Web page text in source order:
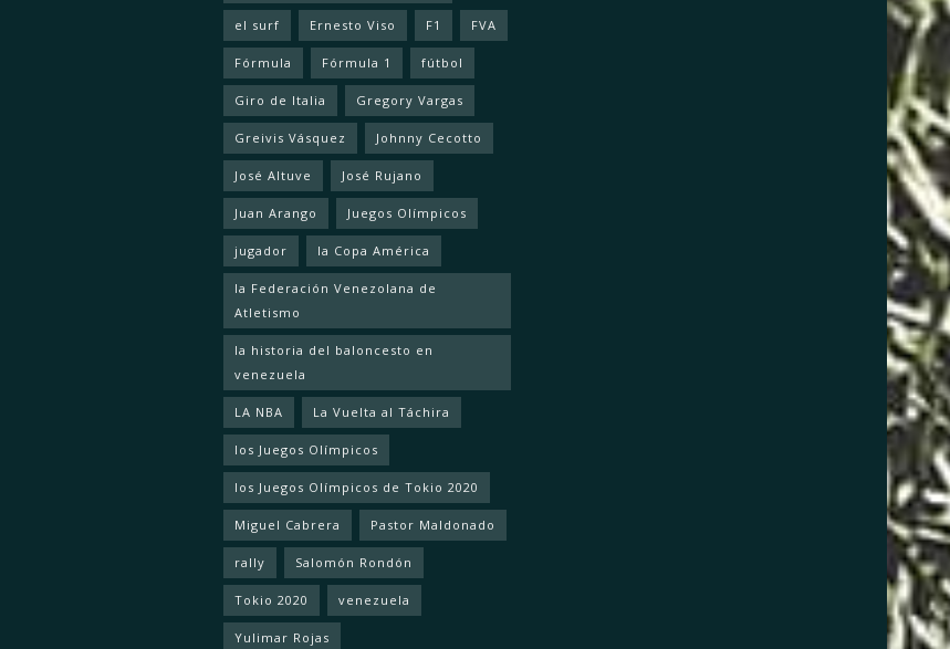
el surf Ernesto Viso F1 FVA
Fórmula Fórmula 1 fútbol
Giro de Italia Gregory Vargas
Greivis Vásquez Johnny Cecotto
José Altuve José Rujano
Juan Arango Juegos Olímpicos
jugador la Copa América
la Federación Venezolana de
Atletismo
la historia del baloncesto en
venezuela
LA NBA La Vuelta al Táchira
los Juegos Olímpicos
los Juegos Olímpicos de Tokio 2020
Miguel Cabrera Pastor Maldonado
rally Salomón Rondón
Tokio 2020 venezuela
Yulimar Rojas